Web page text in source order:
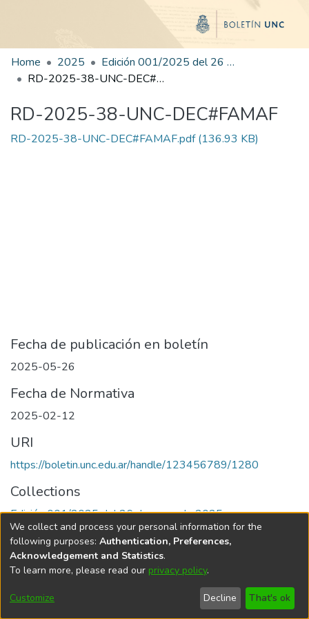
Home 2025
Edición 001/2025 del 26 de mayo de 2025
RD-2025-38-UNC-DEC#FAMAF
RD-2025-38-UNC-DEC#FAMAF
RD-2025-38-UNC-DEC#FAMAF.pdf(136.93 KB)
Fecha de publicación en boletín
2025-05-26
Fecha de Normativa
2025-02-12
URI
https://boletin.unc.edu.ar/handle/123456789/1280
Collections
Edición 001/2025 del 26 de mayo de 2025
Universidad Nacional de Córdoba
We collect and process your personal information for the
following purposes: Authentication, Preferences,
Acknowledgement and Statistics.
To learn more, please read our privacy policy.
Customize Decline That's ok